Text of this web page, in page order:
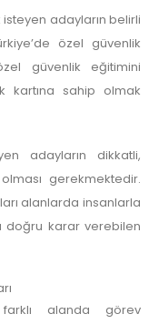
adayların belirli
özel güvenlik
güvenlik eğitimini
kartına sahip olmak
adayların dikkatli,
gerekmektedir.
alanlarda insanlarla
doğru karar verebilen
alanda görev